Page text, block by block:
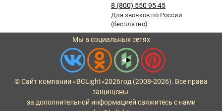
8 (800) 550 95 45
Для звонков по России
(бесплатно)
Мы в социальных сетях
© Сайт компании «BCLight»2026год (2008-2026). Все права
защищены.
за дополнительной информацией свяжитесь с нами